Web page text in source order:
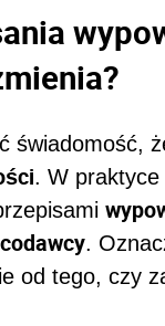
świadomość,
. W
.
od tego, czy